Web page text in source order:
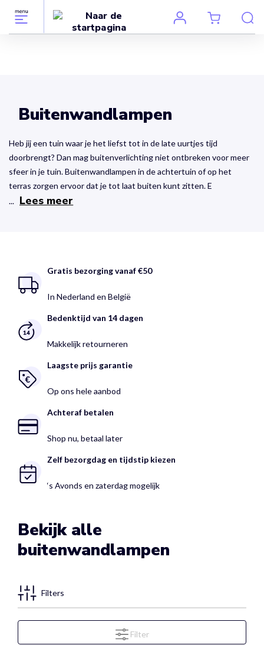
Buitenwandlampen
Heb jij een tuin waar je het liefst tot in de late uurtjes tijd
doorbrengt? Dan mag buitenverlichting niet ontbreken voor meer
sfeer in je tuin. Buitenwandlampen in de achtertuin of op het
terras zorgen ervoor dat je tot laat buiten kunt zitten. E
... Lees meer
Gratis bezorging vanaf €50
In Nederland en België
Bedenktijd van 14 dagen
Makkelijk retourneren
Laagste prijs garantie
Op ons hele aanbod
Achteraf betalen
Shop nu, betaal later
Zelf bezorgdag en tijdstip kiezen
‘s Avonds en zaterdag mogelijk
Bekijk alle
buitenwandlampen
Filters
Filter